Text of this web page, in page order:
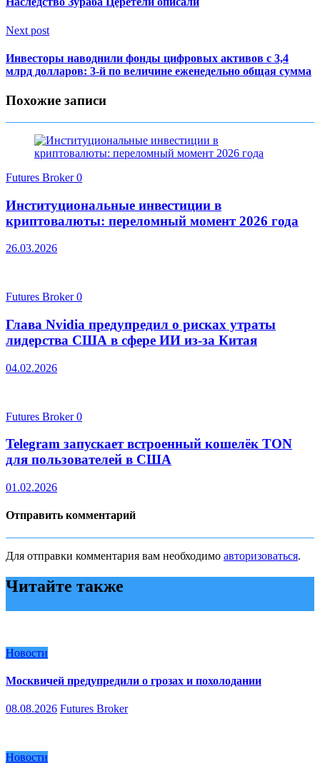
Next post
Инвесторы наводнили фонды цифровых активов с 3,4
млрд долларов: 3-й по величине еженедельно общая сумма
Похожие записи
Futures Broker0
Институциональные инвестиции в
криптовалюты: переломный момент 2026 года
26.03.2026
Futures Broker0
Глава Nvidia предупредил о рисках утраты
лидерства США в сфере ИИ из-за Китая
04.02.2026
Futures Broker0
Telegram запускает встроенный кошелёк TON
для пользователей в США
01.02.2026
Отправить комментарий
Для отправки комментария вам необходимо авторизоваться.
Читайте также
Новости
Москвичей предупредили о грозах и похолодании
08.08.2026 Futures Broker
Новости